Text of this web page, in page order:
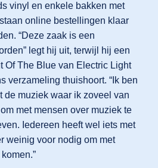
vinyl en enkele bakken met
online bestellingen klaar
“Deze zaak is een
legt hij uit, terwijl hij een
Of The Blue van Electric Light
verzameling thuishoort. “Ik ben
de muziek waar ik zoveel van
met mensen over muziek te
Iedereen heeft wel iets met
weinig voor nodig om met